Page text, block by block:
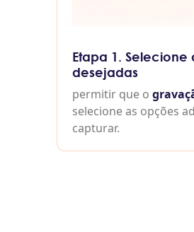
Etapa 1. Selecione
desejadas
permitir que o
selecione as opções
capturar.